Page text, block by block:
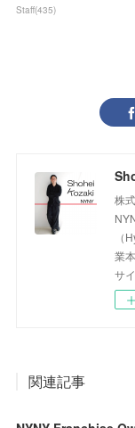
Staff(435)
株
（
業
サ
関連記事